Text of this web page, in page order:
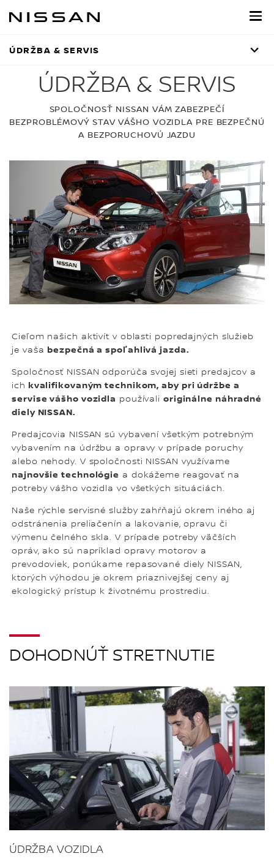
na
ÚDRŽBA & SERVIS
ÚDRŽBA & SERVIS
SPOLOČNOSŤ NISSAN VÁM ZABEZPEČÍ
BEZPROBLÉMOVÝ STAV VÁŠHO VOZIDLA PRE BEZPEČNÚ
A BEZPORUCHOVÚ JAZDU
Cieľom našich aktivít v oblasti popredajných služieb
je vaša bezpečná a spoľahlivá jazda.
Spoločnosť NISSAN odporúča svojej sieti predajcov a
ich kvalifikovaným technikom, aby pri údržbe a
servise vášho vozidla používali originálne náhradné
diely NISSAN.
Predajcovia NISSAN sú vybavení všetkým potrebným
vybavením na údržbu a opravy v prípade poruchy
alebo nehody. V spoločnosti NISSAN využívame
najnovšie technológie a dokážeme reagovať na
potreby vášho vozidla vo všetkých situáciách.
Naše rýchle servisné služby zahŕňajú okrem iného aj
odstránenia preliačenín a lakovanie, opravu či
výmenu čelného skla. V prípade potreby väčších
opráv, ako sú napríklad opravy motorov a
prevodoviek, ponúkame repasované diely NISSAN,
ktorých výhodou je okrem priaznivejšej ceny aj
ekologický prístup k životnému prostrediu.
DOHODNÚŤ STRETNUTIE
ÚDRŽBA VOZIDLA